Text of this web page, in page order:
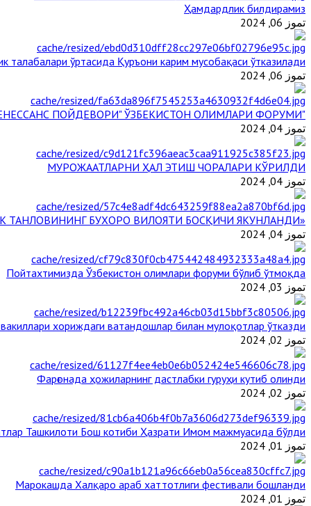
Ҳамдардлик билдирамиз
تموز 06, 2024
талабалари ўртасида Қуръони карим мусобақаси ўтказилади
تموز 06, 2024
"БУЮК АЖДОДЛАР МЕРОСИ – III РЕНЕССАНС ПОЙДЕВОРИ" ЎЗБЕКИСТОН ОЛИМЛАРИ ФОРУМИ
تموز 04, 2024
МУРОЖААТЛАРНИ ҲАЛ ЭТИШ ЧОРАЛАРИ КЎРИЛДИ
تموز 04, 2024
«ЙИЛ ИМОМИ – 2024» КЎРИК ТАНЛОВИНИНГ БУХОРО ВИЛОЯТИ БОСҚИЧИ ЯКУНЛАНДИ
تموز 04, 2024
Пойтахтимизда Ўзбекистон олимлари форуми бўлиб ўтмоқда
تموز 03, 2024
хориждаги ватандошлар билан мулоқотлар ўтказди
تموز 02, 2024
Фарғонада ҳожиларнинг дастлабки гуруҳи кутиб олинди
تموز 02, 2024
Ташкилоти Бош котиби Ҳазрати Имом мажмуасида бўлди
تموز 01, 2024
Марокашда Халқаро араб хаттотлиги фестивали бошланди
تموز 01, 2024